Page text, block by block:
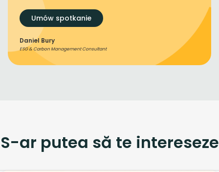
Umów spotkanie
Daniel Bury
ESG & Carbon Management Consultant
S-ar putea să te intereseze